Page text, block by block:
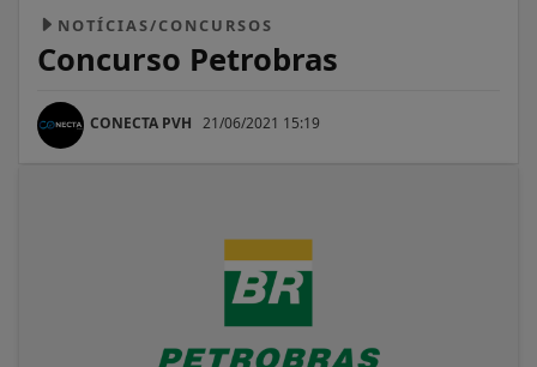
NOTÍCIAS/CONCURSOS
Concurso Petrobras
CONECTA PVH 21/06/2021 15:19